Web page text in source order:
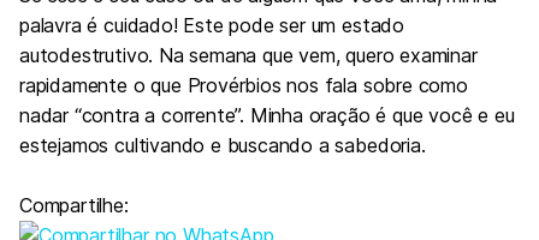
palavra é cuidado! Este pode ser um estado
autodestrutivo. Na semana que vem, quero examinar
rapidamente o que Provérbios nos fala sobre como
nadar “contra a corrente”. Minha oração é que você e eu
estejamos cultivando e buscando a sabedoria.
Compartilhe: